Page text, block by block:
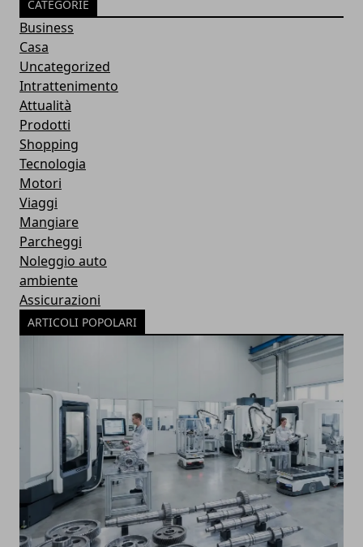
CATEGORIE
Business
Casa
Uncategorized
Intrattenimento
Attualità
Prodotti
Shopping
Tecnologia
Motori
Viaggi
Mangiare
Parcheggi
Noleggio auto
ambiente
Assicurazioni
ARTICOLI POPOLARI